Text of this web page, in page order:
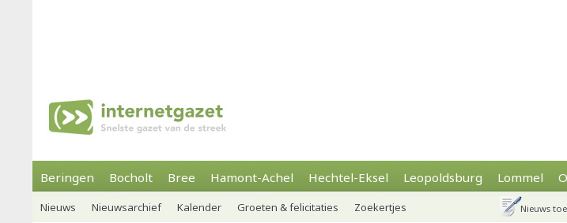
Beringen Bocholt Bree Hamont-Achel Hechtel-Eksel Leopoldsburg Lommel
Nieuws Nieuwsarchief Kalender Groeten & felicitaties Zoekertjes Nieuws